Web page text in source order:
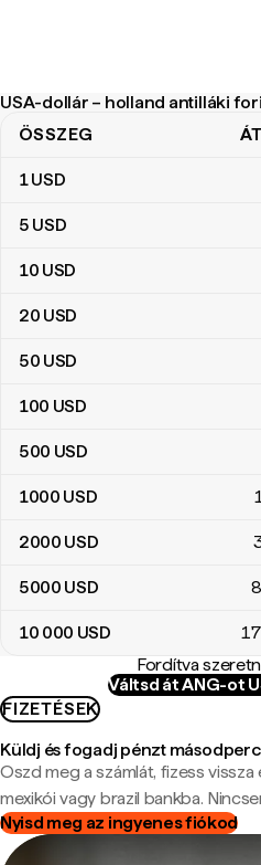
USA-dollár – holland antilláki
USA-dollár – holland antilláki forint
ÖSSZEG
1USD
5 USD
10 USD
20 USD
50 USD
100 USD
500 USD
1000 USD
2000 USD
5000 USD
10 000 USD
Fordítva
Váltsd át ANG-ot
FIZETÉSEK
Küldj és fogadj pénzt
Oszd meg a számlát, fizess
mexikói vagy brazil bankba.
Nyisd meg az ingyenes fiókod